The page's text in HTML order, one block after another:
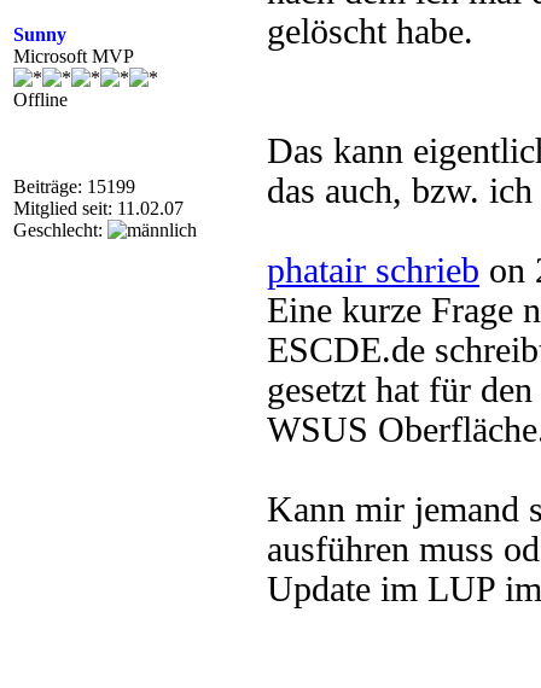
Sunny
Microsoft MVP
Offline
Beiträge: 15199
Mitglied seit: 11.02.07
Geschlecht:
gelöscht habe.
Das kann
das auch, bzw.
phatair schrieb on
Eine kurze Frage
ESCDE.de
gesetzt hat für
WSUS
Kann mir jemand
ausführen muss
Update im LUP